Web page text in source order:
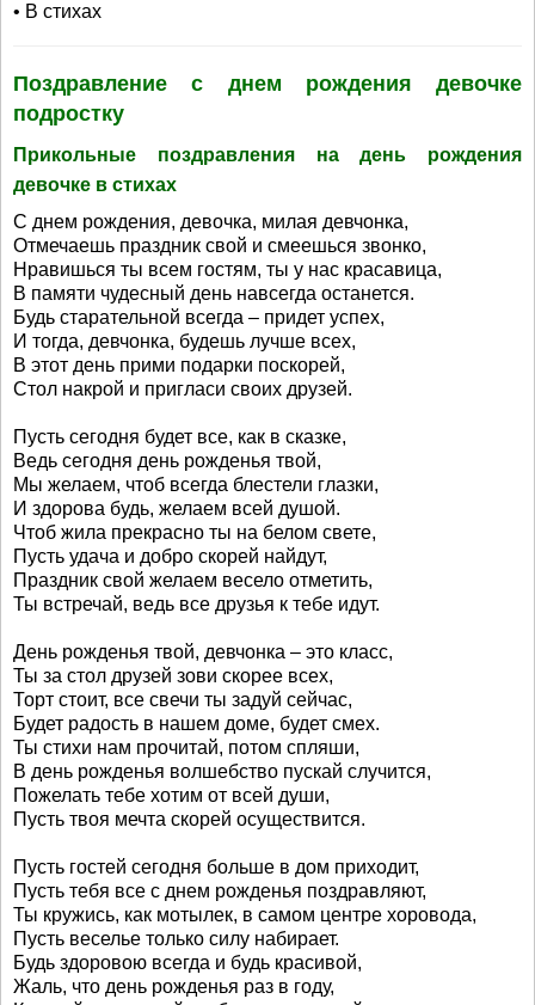
• В стихах
Поздравление с днем рождения девочке
подростку
Прикольные поздравления на день рождения
девочке в стихах
С днем рождения, девочка, милая девчонка,
Отмечаешь праздник свой и смеешься звонко,
Нравишься ты всем гостям, ты у нас красавица,
В памяти чудесный день навсегда останется.
Будь старательной всегда – придет успех,
И тогда, девчонка, будешь лучше всех,
В этот день прими подарки поскорей,
Стол накрой и пригласи своих друзей.
Пусть сегодня будет все, как в сказке,
Ведь сегодня день рожденья твой,
Мы желаем, чтоб всегда блестели глазки,
И здорова будь, желаем всей душой.
Чтоб жила прекрасно ты на белом свете,
Пусть удача и добро скорей найдут,
Праздник свой желаем весело отметить,
Ты встречай, ведь все друзья к тебе идут.
День рожденья твой, девчонка – это класс,
Ты за стол друзей зови скорее всех,
Торт стоит, все свечи ты задуй сейчас,
Будет радость в нашем доме, будет смех.
Ты стихи нам прочитай, потом спляши,
В день рожденья волшебство пускай случится,
Пожелать тебе хотим от всей души,
Пусть твоя мечта скорей осуществится.
Пусть гостей сегодня больше в дом приходит,
Пусть тебя все с днем рожденья поздравляют,
Ты кружись, как мотылек, в самом центре хоровода,
Пусть веселье только силу набирает.
Будь здоровою всегда и будь красивой,
Жаль, что день рожденья раз в году,